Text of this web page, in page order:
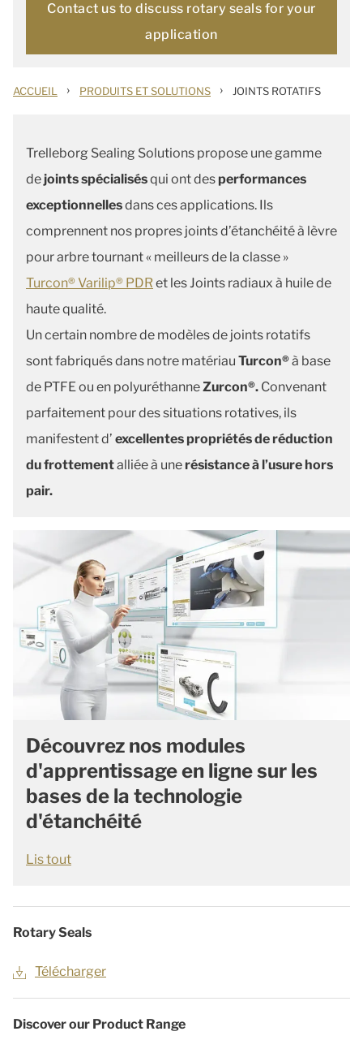
Contact us to discuss rotary seals for your
application
ACCUEIL › PRODUITS ET SOLUTIONS › JOINTS ROTATIFS
Trelleborg Sealing Solutions propose une gamme
dejoints spécialisésqui ont des performances
exceptionnellesdans ces applications. Ils
comprennent nos propres joints d’étanchéité à lèvre
pour arbre tournant « meilleurs de la classe »
Turcon® Varilip® PDRet les Joints radiaux à huile de
haute qualité.
Un certain nombre de modèles de joints rotatifs
sont fabriqués dans notre matériau Turcon®à base
de PTFE ou en polyuréthanneZurcon®. Convenant
parfaitement pour des situations rotatives, ils
manifestent d’ excellentes propriétés de réduction
du frottementalliée à une résistance à l’usure hors
pair.
Découvrez nos modules
d'apprentissage en ligne sur les
bases de la technologie
d'étanchéité
Lis tout
Rotary Seals
Télécharger
Discover our Product Range